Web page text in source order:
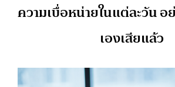
ความเบื่อหน่ายในแต่ละวัน อ
เองเสียแล้ว